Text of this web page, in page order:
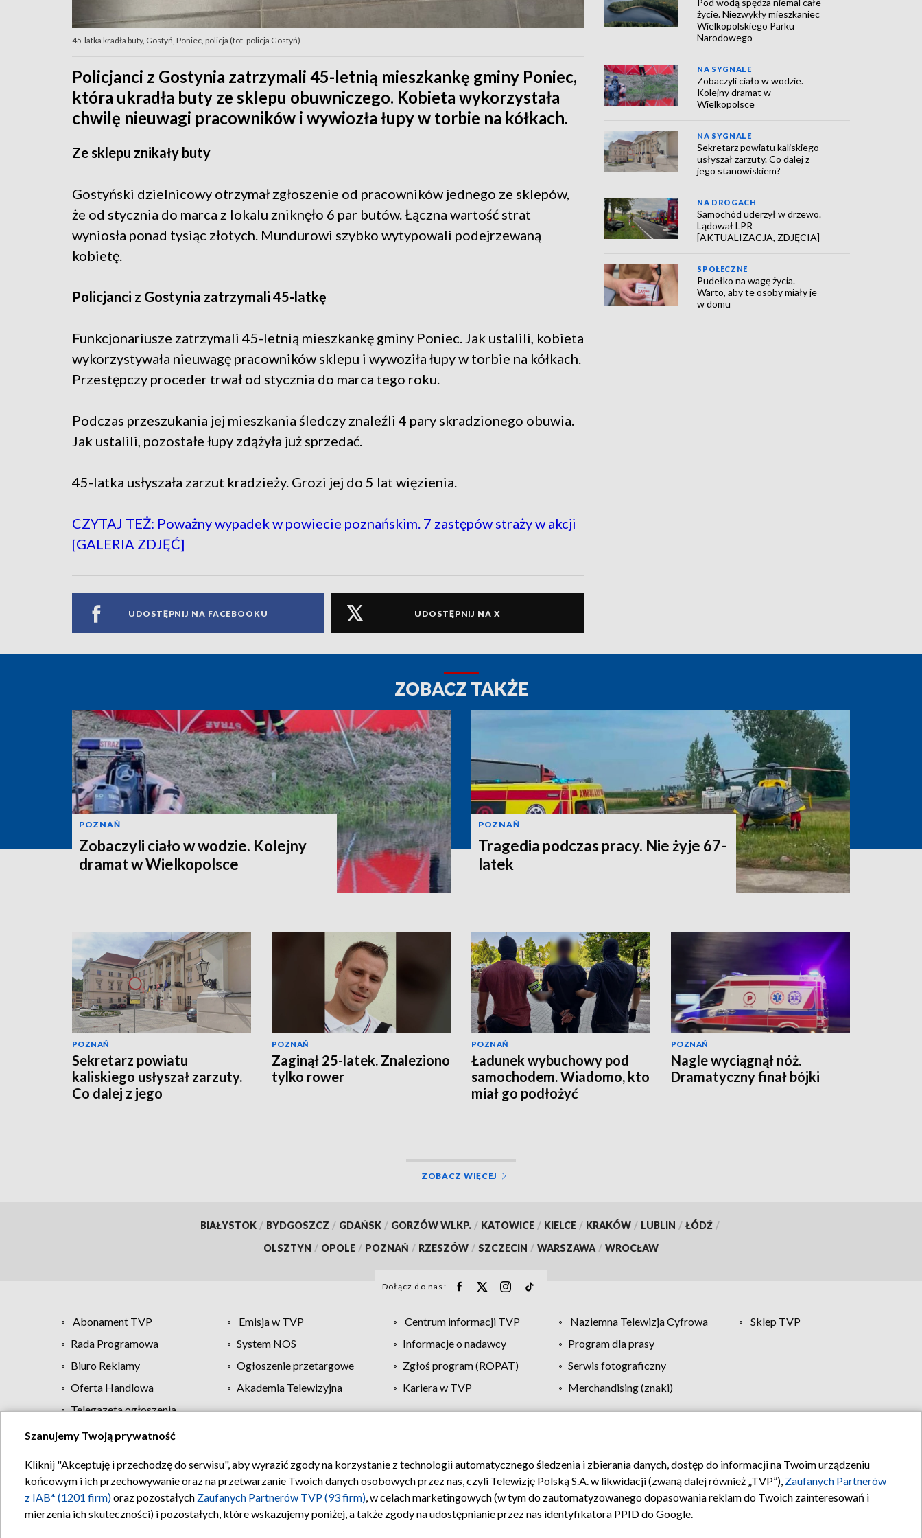
45-latka kradła buty, Gostyń, Poniec, policja (fot. policja Gostyń)
Policjanci z Gostynia zatrzymali 45-letnią mieszkankę gminy Poniec,
która ukradła buty ze sklepu obuwniczego. Kobieta wykorzystała
chwilę nieuwagi pracowników i wywiozła łupy w torbie na kółkach.
Ze sklepu znikały buty
Gostyński dzielnicowy otrzymał zgłoszenie od pracowników jednego ze sklepów,
że od stycznia do marca z lokalu zniknęło 6 par butów. Łączna wartość strat
wyniosła ponad tysiąc złotych. Mundurowi szybko wytypowali podejrzewaną
kobietę.
Policjanci z Gostynia zatrzymali 45-latkę
Funkcjonariusze zatrzymali 45-letnią mieszkankę gminy Poniec. Jak ustalili, kobieta
wykorzystywała nieuwagę pracowników sklepu i wywoziła łupy w torbie na kółkach.
Przestępczy proceder trwał od stycznia do marca tego roku.
Podczas przeszukania jej mieszkania śledczy znaleźli 4 pary skradzionego obuwia.
Jak ustalili, pozostałe łupy zdążyła już sprzedać.
45-latka usłyszała zarzut kradzieży. Grozi jej do 5 lat więzienia.
CZYTAJ TEŻ: Poważny wypadek w powiecie poznańskim. 7 zastępów straży w akcji
[GALERIA ZDJĘĆ]
UDOSTĘPNIJ NA FACEBOOKU UDOSTĘPNIJ NA X
życie. Niezwykły mieszkaniec
Wielkopolskiego Parku
Narodowego
NA SYGNALE
Zobaczyli ciało w wodzie.
Kolejny dramat w
Wielkopolsce
NA SYGNALE
Sekretarz powiatu kaliskiego
usłyszał zarzuty. Co dalej z
jego stanowiskiem?
NA DROGACH
Samochód uderzył w drzewo.
Lądował LPR
[AKTUALIZACJA, ZDJĘCIA]
SPOŁECZNE
Pudełko na wagę życia.
Warto, aby te osoby miały je
w domu
ZOBACZ TAKŻE
POZNAŃ
Zobaczyli ciało w wodzie. Kolejny
dramat w Wielkopolsce
POZNAŃ
Tragedia podczas pracy. Nie żyje 67-
latek
POZNAŃ
Sekretarz powiatu
kaliskiego usłyszał zarzuty.
Co dalej z jego
POZNAŃ
Zaginął 25-latek. Znaleziono
tylko rower
POZNAŃ
Ładunek wybuchowy pod
samochodem. Wiadomo, kto
miał go podłożyć
POZNAŃ
Nagle wyciągnął nóż.
Dramatyczny finał bójki
ZOBACZ WIĘCEJ
BIAŁYSTOK / BYDGOSZCZ / GDAŃSK / GORZÓW WLKP. / KATOWICE / KIELCE / KRAKÓW / LUBLIN / ŁÓDŹ /
OLSZTYN / OPOLE / POZNAŃ / RZESZÓW / SZCZECIN / WARSZAWA / WROCŁAW
Dołącz do nas:
Abonament TVP Emisja w TVP Centrum informacji TVP Naziemna Telewizja Cyfrowa
Sklep TVP
Rada Programowa
System NOS Informacje o nadawcy
Program dla prasy
Biuro Reklamy
Ogłoszenie przetargowe Zgłoś program (ROPAT)
Serwis fotograficzny
Oferta Handlowa
Akademia Telewizyjna Kariera w TVP
Merchandising (znaki)
Telegazeta ogłoszenia
Regulamin TVP Polityka prywatności Moje zgody Pomoc Biuro reklamy Kontakt
Szanujemy Twoją prywatność
Kliknij "Akceptuję i przechodzę do serwisu", aby wyrazić zgody na korzystanie z technologii automatycznego śledzenia i zbierania danych, dostęp do informacji na Twoim urządzeniu
końcowym i ich przechowywanie oraz na przetwarzanie Twoich danych osobowych przez nas, czyli Telewizję Polską S.A. w likwidacji (zwaną dalej również „TVP”), Zaufanych Partnerów
z IAB* (1201 firm)oraz pozostałych Zaufanych Partnerów TVP (93 firm), w celach marketingowych (w tym do zautomatyzowanego dopasowania reklam do Twoich zainteresowań i
mierzenia ich skuteczności) i pozostałych, które wskazujemy poniżej, a także zgody na udostępnianie przez nas identyfikatora PPID do Google.